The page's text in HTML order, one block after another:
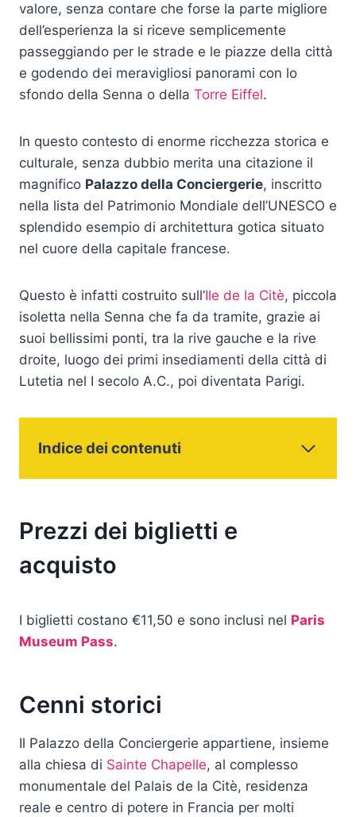
valore, senza contare che forse la parte migliore
dell’esperienza la si riceve semplicemente
passeggiando per le strade e le piazze della città
e godendo dei meravigliosi panorami con lo
sfondo della Senna o della Torre Eiffel.
In questo contesto di enorme ricchezza storica e
culturale, senza dubbio merita una citazione il
magnifico Palazzo della Conciergerie, inscritto
nella lista del Patrimonio Mondiale dell’UNESCO e
splendido esempio di architettura gotica situato
nel cuore della capitale francese.
Questo è infatti costruito sull’Ile de la Citè, piccola
isoletta nella Senna che fa da tramite, grazie ai
suoi bellissimi ponti, tra la rive gauche e la rive
droite, luogo dei primi insediamenti della città di
Lutetia nel I secolo A.C., poi diventata Parigi.
Indice dei contenuti
Prezzi dei biglietti e
acquisto
I biglietti costano €11,50 e sono inclusi nel Paris
Museum Pass.
Cenni storici
Il Palazzo della Conciergerie appartiene, insieme
alla chiesa di Sainte Chapelle, al complesso
monumentale del Palais de la Citè, residenza
reale e centro di potere in Francia per molti